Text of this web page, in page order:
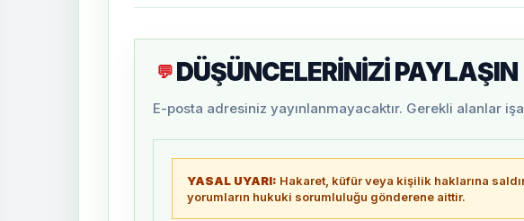
💬 DÜŞÜNCELERİNİZİ PAYLAŞIN
E-posta adresiniz yayınlanmayacaktır. Gerekli alanlar
YASAL UYARI: Hakaret, küfür veya kişilik haklarına
yorumların hukuki sorumluluğu gönderene aittir.